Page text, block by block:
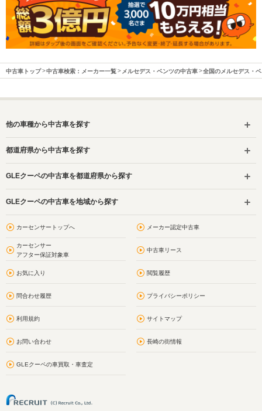
中古車トップ 中古車検索：メーカー一覧 メルセデス・ベンツの中古車 全国のメルセデス・
他の車種から中古車を探す
都道府県から中古車を探す
GLEクーペの中古車を都道府県から探す
GLEクーペの中古車を地域から探す
カーセンサートップへ メーカー認定中古車
カーセンサー
アフター保証対象車
中古車リース
お気に入り 閲覧履歴
問合わせ履歴 プライバシーポリシー
利用規約 サイトマップ
お問い合わせ 長崎の街情報
GLEクーペの車買取・車査定